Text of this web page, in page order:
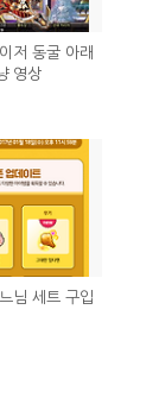
저 동굴 아래
영상
님 세트 구입